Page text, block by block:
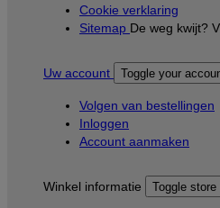
Cookie verklaring
Sitemap De weg kwijt?
Uw account Toggle your
Volgen van bestellingen
Inloggen
Account aanmaken
Winkel informatie Toggle